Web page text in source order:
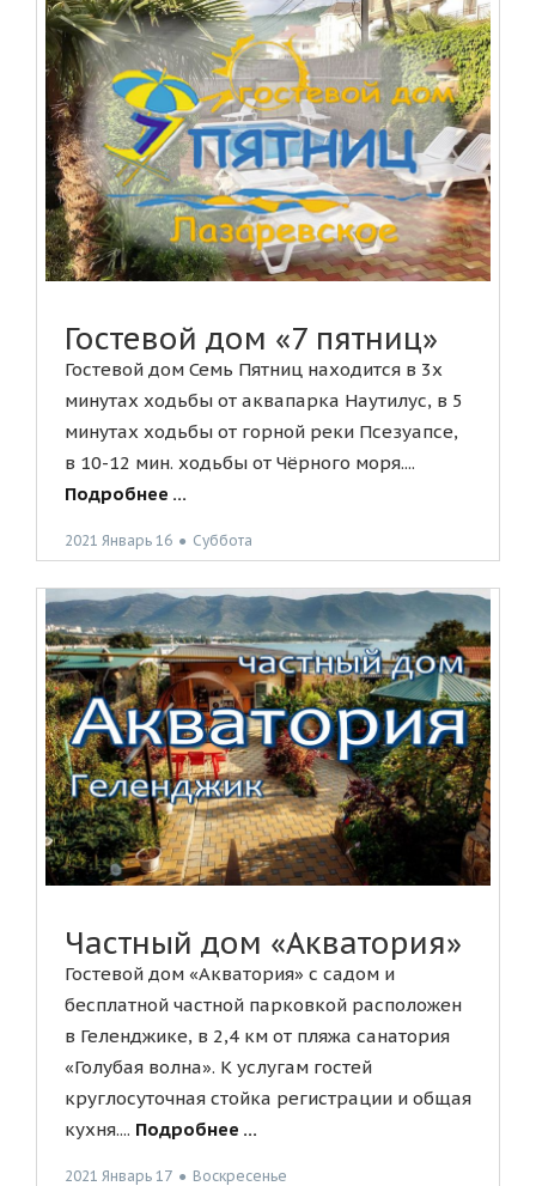
Гостевой дом «7 пятниц»
Гостевой дом Семь Пятниц находится в 3х
минутах ходьбы от аквапарка Наутилус, в 5
минутах ходьбы от горной реки Псезуапсе,
в 10-12 мин. ходьбы от Чёрного моря....
Подробнее ...
2021 Январь 16 ● Суббота
Частный дом «Акватория»
Гостевой дом «Акватория» с садом и
бесплатной частной парковкой расположен
в Геленджике, в 2,4 км от пляжа санатория
«Голубая волна». К услугам гостей
круглосуточная стойка регистрации и общая
кухня.... Подробнее ...
2021 Январь 17 ● Воскресенье